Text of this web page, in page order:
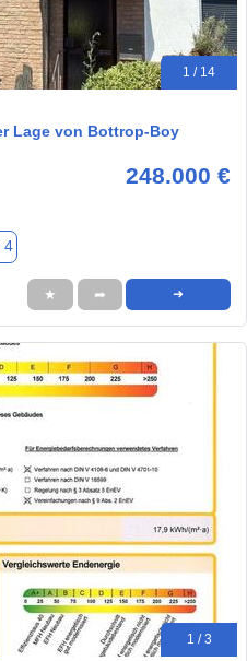
1 / 14
Lage von Bottrop-Boy
248.000 €
4
★ ➦ ➜
1 / 3